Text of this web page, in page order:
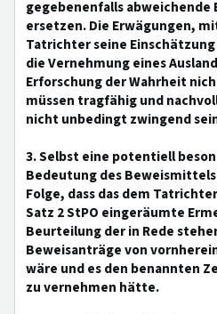
gegebenenfalls abweichende
ersetzen. Die Erwägungen,
Tatrichter seine
die Vernehmung eines
Erforschung der Wahrheit
müssen tragfähig und
nicht unbedingt zwingend
3. Selbst eine potentiell
Bedeutung des
Folge, dass das dem
Satz 2 StPO eingeräumte
Beurteilung der in Rede
Beweisanträge von
wäre und es den benannten
zu vernehmen hätte.